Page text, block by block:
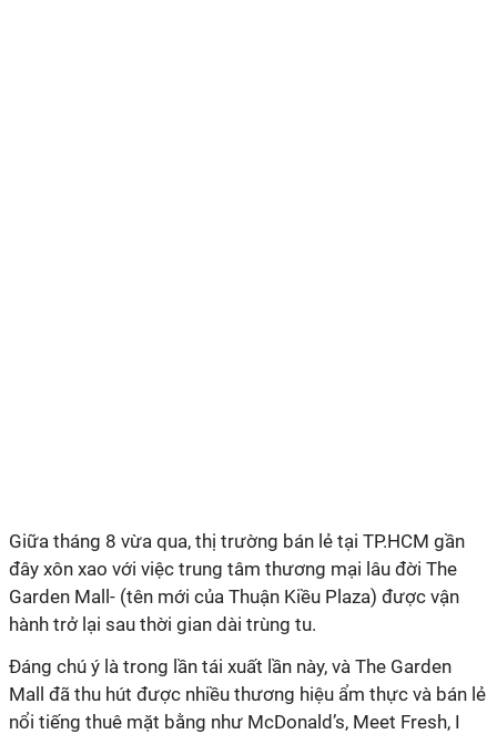
Giữa tháng 8 vừa qua, thị trường bán lẻ tại TP.HCM gần
đây xôn xao với việc trung tâm thương mại lâu đời The
Garden Mall- (tên mới của Thuận Kiều Plaza) được vận
hành trở lại sau thời gian dài trùng tu.
Đáng chú ý là trong lần tái xuất lần này, và The Garden
Mall đã thu hút được nhiều thương hiệu ẩm thực và bán lẻ
nổi tiếng thuê mặt bằng như McDonald’s, Meet Fresh, I